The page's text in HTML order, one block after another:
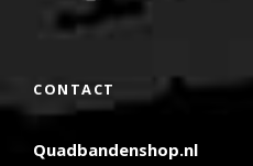
CONTACT
Quadbandenshop.nl